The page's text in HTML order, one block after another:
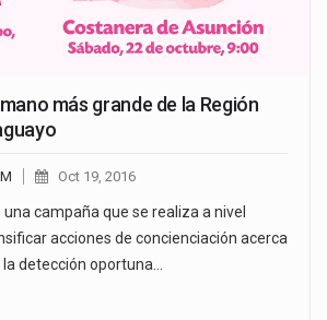
más grande de la Región
Oct 19, 2016
una campaña que se realiza a nivel
acciones de concienciación acerca
detección oportuna…